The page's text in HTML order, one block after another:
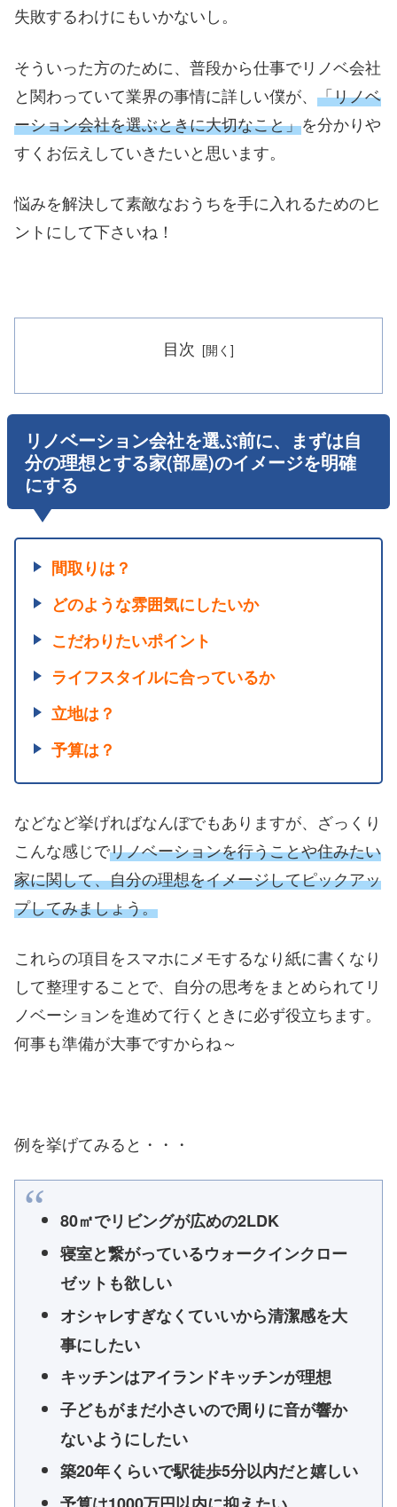
失敗するわけにもいかないし。
そういった方のために、普段から仕事でリノベ会社
と関わっていて業界の事情に詳しい僕が、 「リノベ
ーション会社を選ぶときに大切なこと」を分かりや
すくお伝えしていきたいと思います。
悩みを解決して素敵なおうちを手に入れるためのヒ
ントにして下さいね！
目次
リノベーション会社を選ぶ前に、まずは自
分の理想とする家(部屋)のイメージを明確
にする
間取りは？
どのような雰囲気にしたいか
こだわりたいポイント
ライフスタイルに合っているか
立地は？
予算は？
などなど挙げればなんぼでもありますが、ざっくり
こんな感じでリノベーションを行うことや住みたい
家に関して、自分の理想をイメージしてピックアッ
プしてみましょう。
これらの項目をスマホにメモするなり紙に書くなり
して整理することで、自分の思考をまとめられてリ
ノベーションを進めて行くときに必ず役立ちます。
何事も準備が大事ですからね～
例を挙げてみると・・・
80㎡でリビングが広めの2LDK
寝室と繋がっているウォークインクロー
ゼットも欲しい
オシャレすぎなくていいから清潔感を大
事にしたい
キッチンはアイランドキッチンが理想
子どもがまだ小さいので周りに音が響か
ないようにしたい
築20年くらいで駅徒歩5分以内だと嬉しい